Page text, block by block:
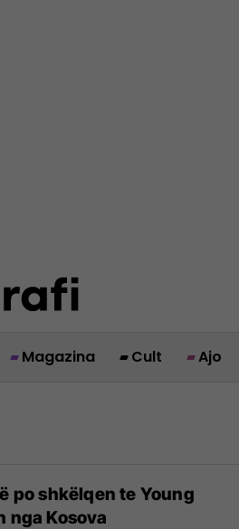
Magazina Cult Ajo
po shkëlqen te Young
nga Kosova